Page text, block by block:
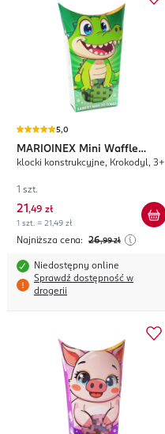
5,0
MARIOINEX Mini Waffle
Pocket Pets
klocki konstrukcyjne, Krokodyl, 3+
1 szt.
21 ,49 zł
1 szt. = 21,49 zł
Najniższa cena: 26,99 zł
Niedostępny online
Sprawdź dostępność w
drogerii